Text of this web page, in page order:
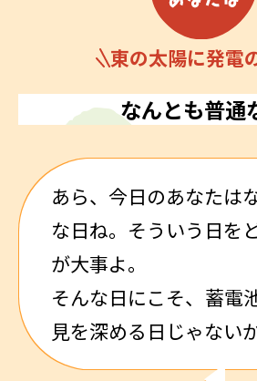
東の太陽に発電
なんとも普通
あら、今日のあなたは
な日ね。そういう日を
が大事よ。
そんな日にこそ、蓄電
見を深める日じゃない